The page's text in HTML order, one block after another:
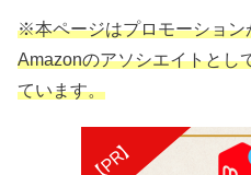
※本ページはプロモーション
Amazonのアソシエイトとし
ています。